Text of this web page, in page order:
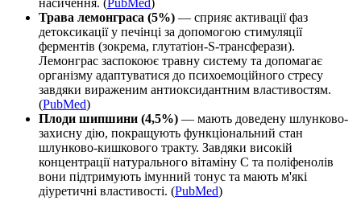
Трава лемонграса (5%) — сприяє активації фаз
детоксикації у печінці за допомогою стимуляції
ферментів (зокрема, глутатіон-S-трансферази).
Лемонграс заспокоює травну систему та допомагає
організму адаптуватися до психоемоційного стресу
завдяки вираженим антиоксидантним властивостям.
(PubMed)
Плоди шипшини (4,5%) — мають доведену шлунково-
захисну дію, покращують функціональний стан
шлунково-кишкового тракту. Завдяки високій
концентрації натурального вітаміну C та поліфенолів
вони підтримують імунний тонус та мають м'які
діуретичні властивості. (PubMed)